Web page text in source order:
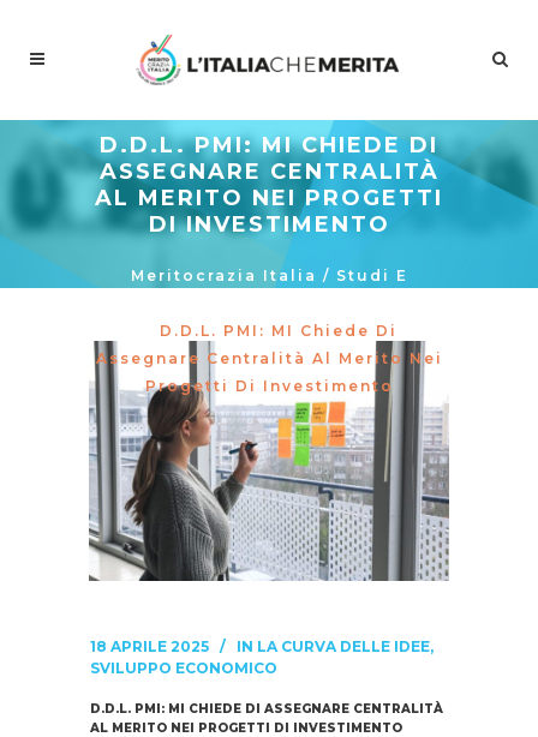
D.D.L. PMI: MI CHIEDE DI
ASSEGNARE CENTRALITÀ
AL MERITO NEI PROGETTI
DI INVESTIMENTO
Meritocrazia Italia / Studi E
D.d.l. PMI: MI Chiede Di
Assegnare Centralità Al Merito Nei
Progetti Di Investimento
18 APRILE 2025 IN LA CURVA DELLE IDEE,
SVILUPPO ECONOMICO
D.D.L. PMI: MI CHIEDE DI ASSEGNARE CENTRALITÀ
AL MERITO NEI PROGETTI DI INVESTIMENTO